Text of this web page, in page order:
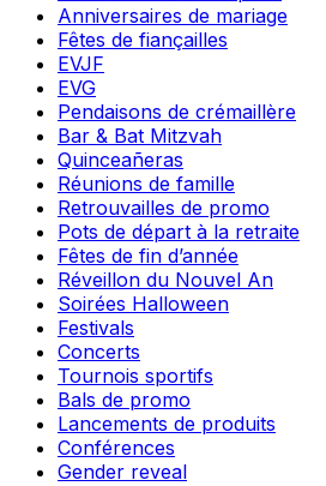
Anniversaires de mariage
Fêtes de fiançailles
EVJF
EVG
Pendaisons de crémaillère
Bar & Bat Mitzvah
Quinceañeras
Réunions de famille
Retrouvailles de promo
Pots de départ à la retraite
Fêtes de fin d’année
Réveillon du Nouvel An
Soirées Halloween
Festivals
Concerts
Tournois sportifs
Bals de promo
Lancements de produits
Conférences
Gender reveal